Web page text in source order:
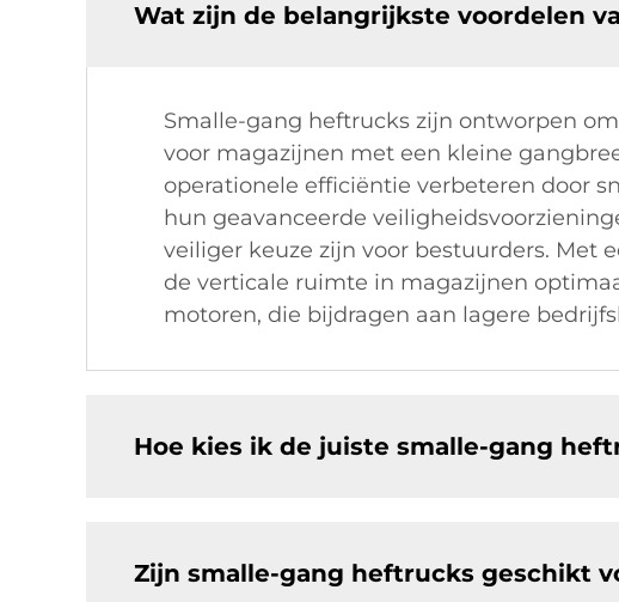
Wat zijn de belangrijkste voordelen
Smalle-gang heftrucks zijn ontworpen
voor magazijnen met een kleine
operationele efficiëntie verbeteren door
hun geavanceerde
veiliger keuze zijn voor bestuurders. Met
de verticale ruimte in magazijnen
motoren, die bijdragen aan lagere
Hoe kies ik de juiste smalle-gang
Zijn smalle-gang heftrucks geschikt